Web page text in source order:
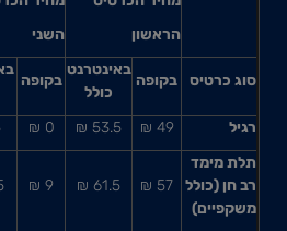
הראשון
השני
סוג כרטיס בקופה
באינטרנט
כולל
בקופה
רגיל
49 ₪
53.5 ₪
0 ₪
תלת מימד
רב חן (כולל
משקפיים)
57 ₪
61.5 ₪
9 ₪